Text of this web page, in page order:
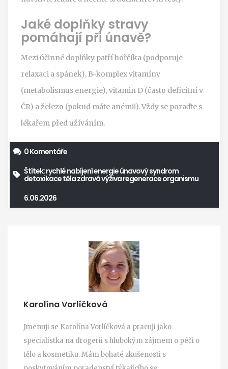
Jaké doplňky stravy
pomáhají při únavě?
Mezi účinné doplňky patří hořčíka (podporuje
relaxaci a spánek), B-komplex vitamíny
(metabolismus energie), vitamin D (často deficitní v
ČR) a železo (pokud máte anémii). Vždy se poraďte s
lékařem před užíváním.
0 Komentáře
Štítek:rychlé nabíjení energieúnavový syndrom
detoxikace tělazdravá výživaregenerace organismu
6.06.2026
Karolína Vorlíčková
Jmenuji se Karolína Vorlíčková a pracuji jako
specialistka na drogerii s hlubokým zájmem o péči o
tělo a kosmetiku. Mám bohaté zkušenosti s